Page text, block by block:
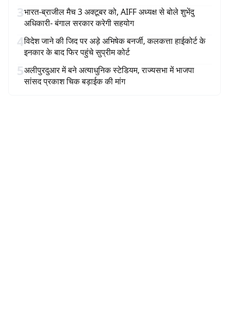
3भारत-ब्राजील मैच 3 अक्टूबर को, AIFF अध्यक्ष से बोले शुभेंदु
अधिकारी- बंगाल सरकार करेगी सहयोग
4विदेश जाने की जिद पर अड़े अभिषेक बनर्जी, कलकत्ता हाईकोर्ट के
इनकार के बाद फिर पहुंचे सुप्रीम कोर्ट
5अलीपुरदुआर में बने अत्याधुनिक स्टेडियम, राज्यसभा में भाजपा
सांसद प्रकाश चिक बड़ाईक की मांग